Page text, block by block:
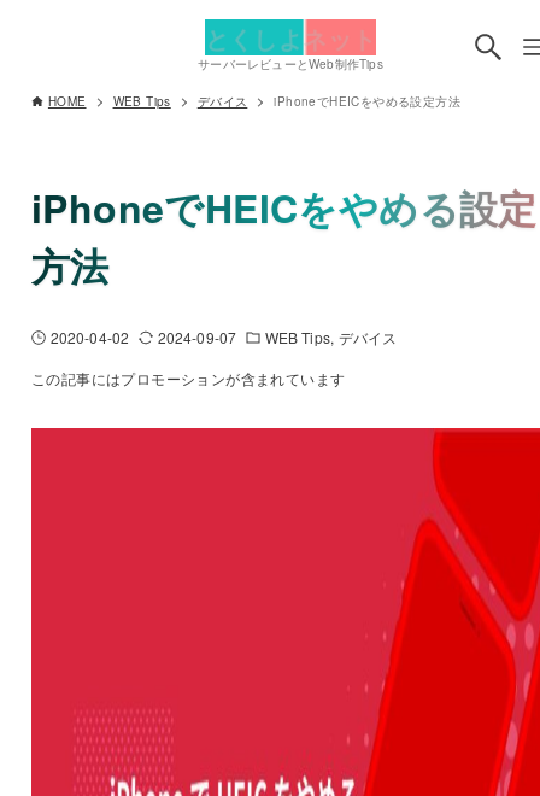
とくしよネット
サーバーレビューとWeb制作Tips
HOME WEB Tips デバイス iPhoneでHEICをやめる設定方法
iPhoneでHEICをやめる設定
方法
2020-04-02 2024-09-07 WEB Tips デバイス
この記事にはプロモーションが含まれています